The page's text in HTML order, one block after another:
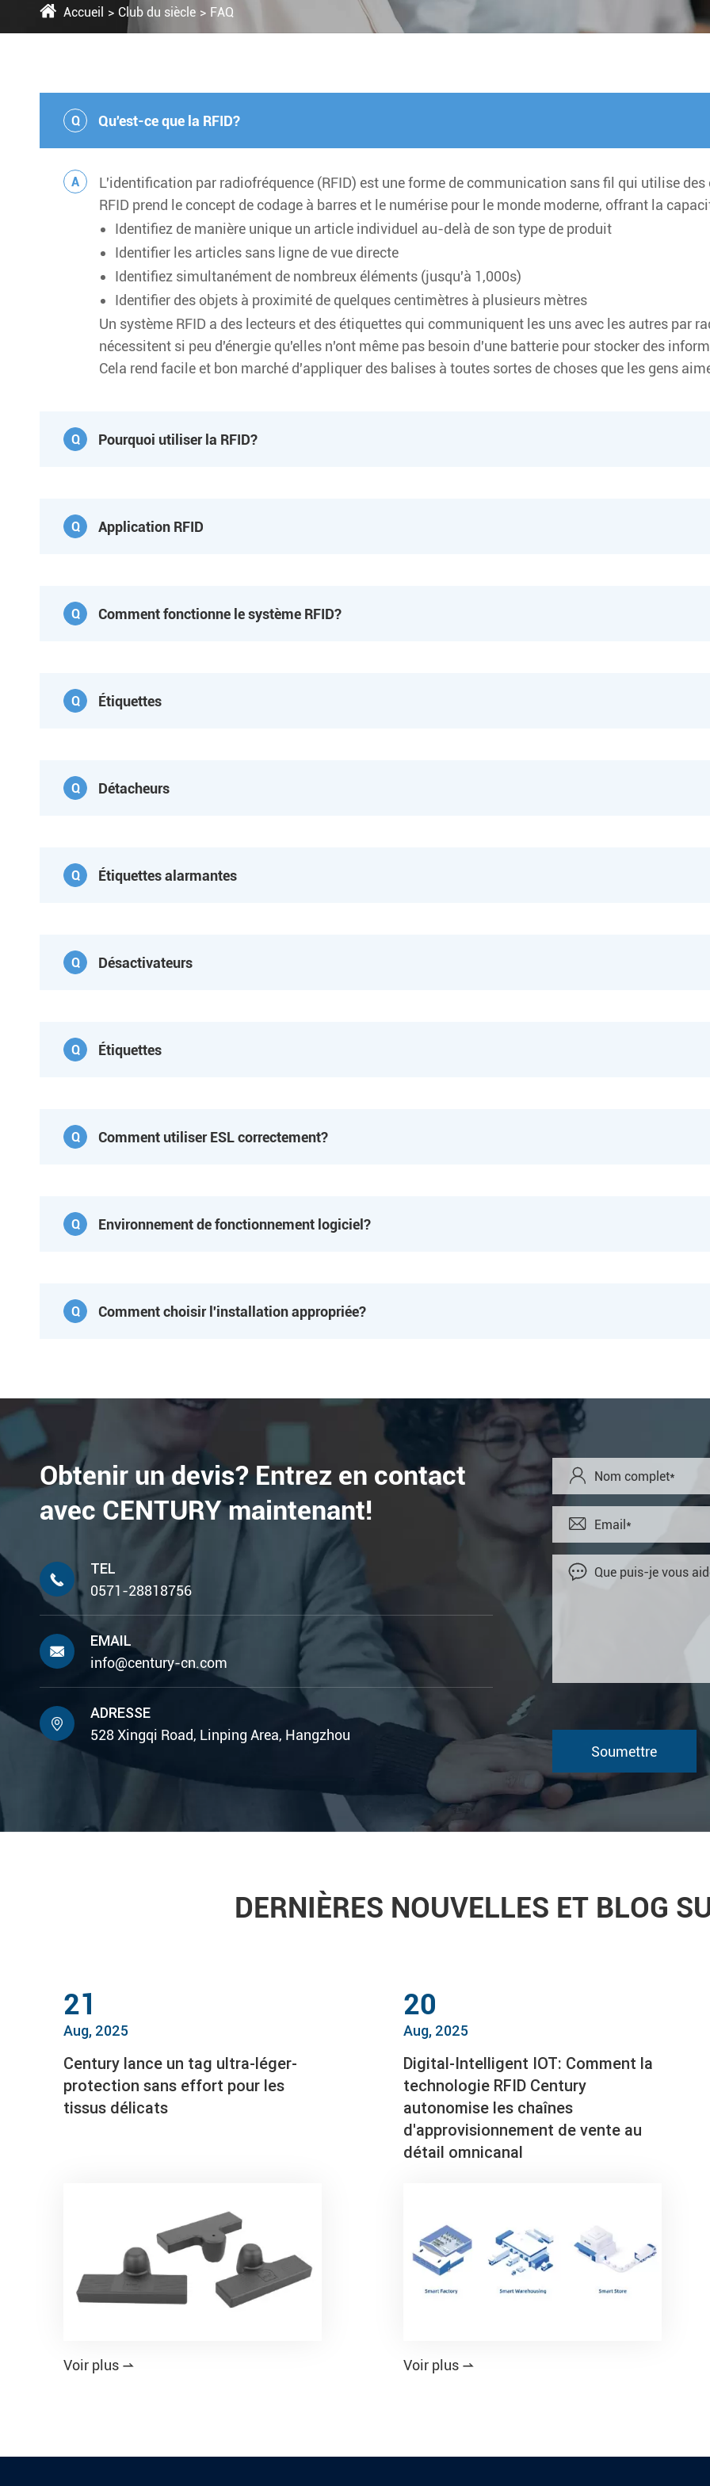
Accueil Club du siècle FAQ
Q Qu'est-ce que la RFID?
A
L'identification par radiofréquence (RFID) est une forme de communication sans fil qui utilise
RFID prend le concept de codage à barres et le numérise pour le monde moderne, offrant la
Identifiez de manière unique un article individuel au-delà de son type de produit
Identifier les articles sans ligne de vue directe
Identifiez simultanément de nombreux éléments (jusqu'à 1,000s)
Identifier des objets à proximité de quelques centimètres à plusieurs mètres
Un système RFID a des lecteurs et des étiquettes qui communiquent les uns avec les autres par
nécessitent si peu d'énergie qu'elles n'ont même pas besoin d'une batterie pour stocker des
Cela rend facile et bon marché d'appliquer des balises à toutes sortes de choses que les gens
Q Pourquoi utiliser la RFID?
Q Application RFID
Q Comment fonctionne le système RFID?
Q Étiquettes
Q Détacheurs
Q Étiquettes alarmantes
Q Désactivateurs
Q Étiquettes
Q Comment utiliser ESL correctement?
Q Environnement de fonctionnement logiciel?
Q Comment choisir l'installation appropriée?
Obtenir un devis? Entrez en contact
avec CENTURY maintenant!

TEL
0571-28818756

EMAIL
info@century-cn.com

ADRESSE
528 Xingqi Road, Linping Area, Hangzhou



DERNIÈRES NOUVELLES ET BLOG
21
Aug, 2025
Century lance un tag ultra-léger-
protection sans effort pour les
tissus délicats
Voir plus 
20
Aug, 2025
Digital-Intelligent IOT: Comment la
technologie RFID Century
autonomise les chaînes
d'approvisionnement de vente au
détail omnicanal
Voir plus 